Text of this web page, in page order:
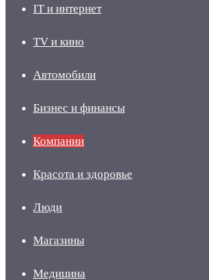
IT и интернет
TV и кино
Автомобили
Бизнес и финансы
Компании
Красота и здоровье
Люди
Магазины
Медицина